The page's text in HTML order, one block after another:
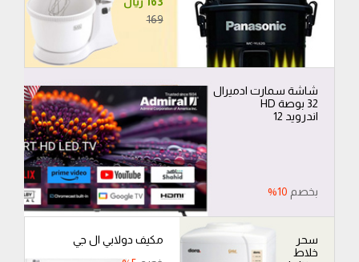
169
اندرويد 12
بخصم 10%
مكيف دولابي ال جي